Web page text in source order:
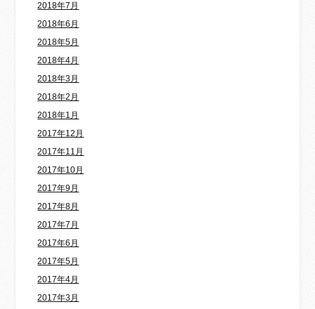
2018年7月
2018年6月
2018年5月
2018年4月
2018年3月
2018年2月
2018年1月
2017年12月
2017年11月
2017年10月
2017年9月
2017年8月
2017年7月
2017年6月
2017年5月
2017年4月
2017年3月